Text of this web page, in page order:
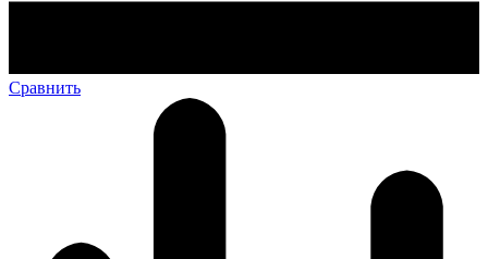
Сравнить